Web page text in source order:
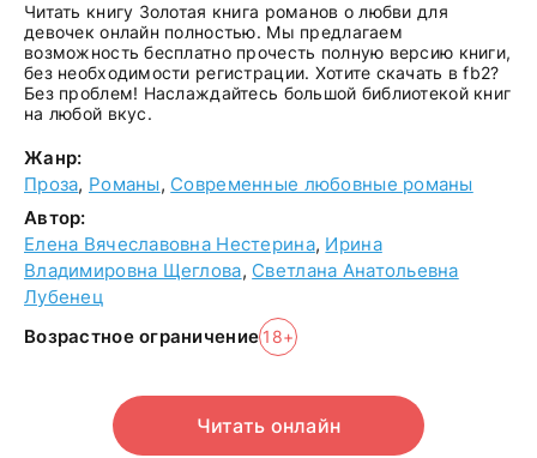
Читать книгу Золотая книга романов о любви для
девочек онлайн полностью. Мы предлагаем
возможность бесплатно прочесть полную версию книги,
без необходимости регистрации. Хотите скачать в fb2?
Без проблем! Наслаждайтесь большой библиотекой книг
на любой вкус.
Жанр:
Проза, Романы, Современные любовные романы
Автор:
Елена Вячеславовна Нестерина, Ирина
Владимировна Щеглова, Светлана Анатольевна
Лубенец
Возрастное ограничение 18+
Читать онлайн